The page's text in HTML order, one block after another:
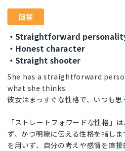
回答
・Straightforward
・Honest character
・Straight shooter
She has a straightforward
what she thinks.
彼女はまっすぐな性格で、いつも思
「ストレートフォワードな性格」
ず、かつ明瞭に伝える性格を指し
を用いず、自分の考えや感情を直